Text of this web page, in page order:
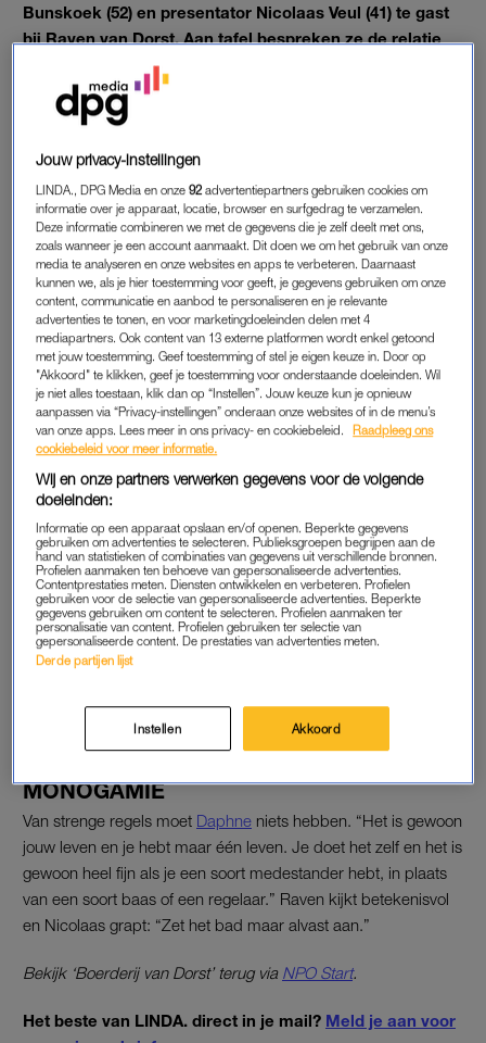
Bunskoek (52) en presentator Nicolaas Veul (41) te gast
bij Raven van Dorst. Aan tafel bespreken ze de relatie
van Daphne, die al meer dan twintig jaar samen is met
Wessel van Diepen.
DAPHNE BUNSKOEK
“Hoe is de seks?”, wilNicolaasliever weten. “Wat leuk dat je
het vraagt. Dat heb ik altijd al willen vertellen”, grapt Daphne
terug. Volgens Daphne schuilt het geheim van een lange relatie
in elkaar vrijheid gunnen. “Zoals hoe wij vrij van elkaar wonen
of elkaar niet meeslepen naar feestjes of partijen waar de
ander helemaal geen zin in heeft. Er is nooit jaloezie of
claimerig gedrag.”
Ravenwil graag weten of Daphne en haar partner afspraken
vertelt ze. “Ik denk dat als je wat ouder wordt en wat langer bij
maar één keer.”
Daphne Bunskoek heeft
bewust geen kinderen: 'De
regelmaat trek ik helemaal
LEES OOK
MONOGAMIE
Van strenge regels moet Daphne niets hebben. “Het is gewoon
jouw leven en je hebt maar één leven. Je doet het zelf en het is
gewoon heel fijn als je een soort medestander hebt, in plaats
van een soort baas of een regelaar.” Raven kijkt betekenisvol
en Nicolaas grapt: “Zet het bad maar alvast aan.”
Bekijk ‘Boerderij van Dorst’ terug via NPO Start.
Het beste van LINDA. direct in je mail? Meld je aan voor
Jouw privacy-instellingen
LINDA., DPG Media en onze92 advertentiepartners gebruiken cookies om
informatie over je apparaat, locatie, browser en surfgedrag te verzamelen.
Deze informatie combineren we met de gegevens die je zelf deelt met ons,
zoals wanneer je een account aanmaakt. Dit doen we om het gebruik van onze
media te analyseren en onze websites en apps te verbeteren. Daarnaast
kunnen we, als je hier toestemming voor geeft, je gegevens gebruiken om onze
content, communicatie en aanbod te personaliseren en je relevante
advertenties te tonen, en voor marketingdoeleinden delen met 4
mediapartners. Ook content van 13 externe platformen wordt enkel getoond
met jouw toestemming. Geef toestemming of stel je eigen keuze in. Door op
"Akkoord" te klikken, geef je toestemming voor onderstaande doeleinden. Wil
je niet alles toestaan, klik dan op “Instellen”. Jouw keuze kun je opnieuw
aanpassen via “Privacy-instellingen” onderaan onze websites of in de menu’s
van onze apps. Lees meer in ons privacy- en cookiebeleid.
Raadpleeg ons
cookiebeleid voor meer informatie.
Wij en onze partners verwerken gegevens voor de volgende
doeleinden:
Informatie op een apparaat opslaan en/of openen. Beperkte gegevens
gebruiken om advertenties te selecteren. Publieksgroepen begrijpen aan de
hand van statistieken of combinaties van gegevens uit verschillende bronnen.
Profielen aanmaken ten behoeve van gepersonaliseerde advertenties.
Contentprestaties meten. Diensten ontwikkelen en verbeteren. Profielen
gebruiken voor de selectie van gepersonaliseerde advertenties. Beperkte
gegevens gebruiken om content te selecteren. Profielen aanmaken ter
personalisatie van content. Profielen gebruiken ter selectie van
gepersonaliseerde content. De prestaties van advertenties meten.
Derde partijen lijst
Instellen Akkoord